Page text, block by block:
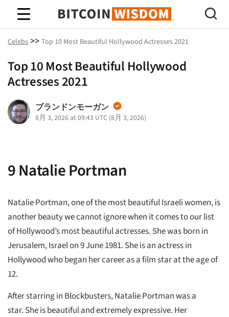
ビットコインの知恵
Celebs >> Top 10 Most Beautiful Hollywood Actresses 2021
Top 10 Most Beautiful Hollywood
Actresses 2021
ブランドンモーガン
8月 3, 2026 at 09:43 UTC (8月 3, 2026)
9Natalie Portman
Natalie Portman, one of the most beautiful Israeli women, is
another beauty we cannot ignore when it comes to our list
of Hollywood’s most beautiful actresses. She was born in
Jerusalem, Israel on 9 June 1981. She is an actress in
Hollywood who began her career as a film star at the age of
12.
After starring in Blockbusters, Natalie Portman was a
star. She is beautiful and extremely expressive. Her